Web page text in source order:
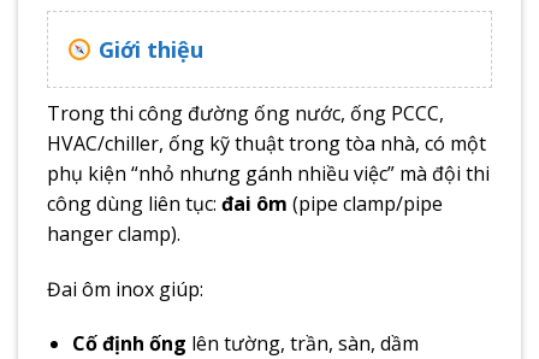
Giới thiệu
Trong thi công đường ống nước, ống PCCC,
HVAC/chiller, ống kỹ thuật trong tòa nhà, có một
phụ kiện “nhỏ nhưng gánh nhiều việc” mà đội thi
công dùng liên tục: đai ôm (pipe clamp/pipe
hanger clamp).
Đai ôm inox giúp:
Cố định ống lên tường, trần, sàn, dầm